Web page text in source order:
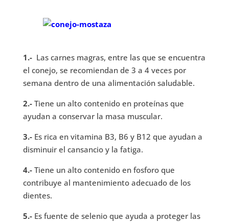
1.- Las carnes magras, entre las que se encuentra
el conejo, se recomiendan de 3 a 4 veces por
semana dentro de una alimentación saludable.
2.- Tiene un alto contenido en proteínas que
ayudan a conservar la masa muscular.
3.- Es rica en vitamina B3, B6 y B12 que ayudan a
disminuir el cansancio y la fatiga.
4.- Tiene un alto contenido en fosforo que
contribuye al mantenimiento adecuado de los
dientes.
5.- Es fuente de selenio que ayuda a proteger las